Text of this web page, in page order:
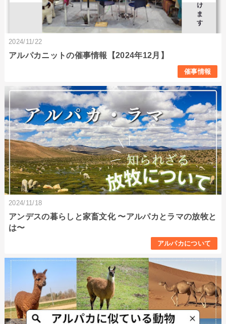
2024/11/22
アルパカニットの催事情報【2024年12月】
催事情報
2024/11/18
アンデスの暮らしと家畜文化 〜アルパカとラマの放牧と
は〜
アルパカについて